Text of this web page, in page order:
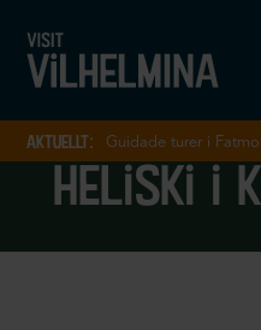
aktuellt: Guidade turer i
heliski